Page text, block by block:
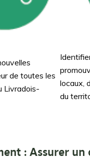
de toutes les
Livradois-
locaux,
du
: Assurer